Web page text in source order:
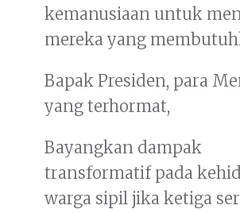
kemanusiaan untuk
mereka yang
Bapak Presiden, para
yang terhormat,
Bayangkan dampak
transformatif pada
warga sipil jika ketiga